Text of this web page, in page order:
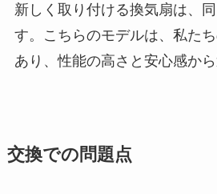
新しく取り付ける換気扇は、同
す。こちらのモデルは、私た
あり、性能の高さと安心感から
交換での問題点